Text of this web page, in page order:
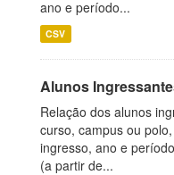
ano e período...
CSV
Alunos
Relação dos alunos
curso, campus ou
ingresso, ano e
(a partir de...